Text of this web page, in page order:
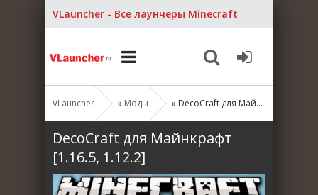
VLauncher - Все лаунчеры Minecraft
VLauncher » Моды » DecoCraft для Майнкрафт [1.16.5, 1.12.2]
DecoCraft для Майнкрафт
[1.16.5, 1.12.2]